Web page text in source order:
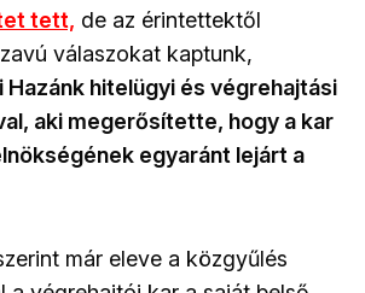
tett, de az érintettektől
válaszokat kaptunk,
Hazánk hitelügyi és végrehajtási
aki megerősítette, hogy a kar
egyaránt lejárt a
már eleve a közgyűlés